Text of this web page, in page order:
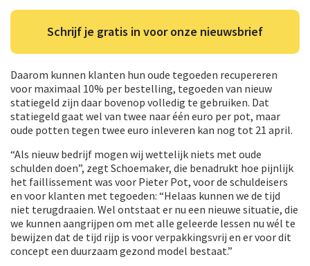
Schrijf je gratis in voor onze nieuwsbrief
Daarom kunnen klanten hun oude tegoeden recupereren
voor maximaal 10% per bestelling, tegoeden van nieuw
statiegeld zijn daar bovenop volledig te gebruiken. Dat
statiegeld gaat wel van twee naar één euro per pot, maar
oude potten tegen twee euro inleveren kan nog tot 21 april.
“Als nieuw bedrijf mogen wij wettelijk niets met oude
schulden doen”, zegt Schoemaker, die benadrukt hoe pijnlijk
het faillissement was voor Pieter Pot, voor de schuldeisers
en voor klanten met tegoeden: “Helaas kunnen we de tijd
niet terugdraaien. Wel ontstaat er nu een nieuwe situatie, die
we kunnen aangrijpen om met alle geleerde lessen nu wél te
bewijzen dat de tijd rijp is voor verpakkingsvrij en er voor dit
concept een duurzaam gezond model bestaat.”